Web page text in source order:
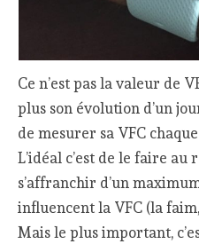
Ce n’est pas la valeur de
plus son évolution d’un
de mesurer sa VFC
L’idéal c’est de le faire
s’affranchir d’un
influencent la VFC (la
Mais le plus important,